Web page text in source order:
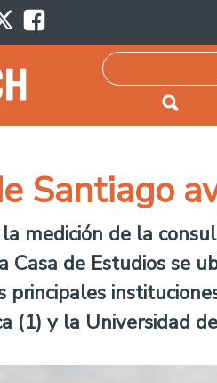
Santiago
medición de la
Casa de Estudios se
principales
(1) y la Universidad